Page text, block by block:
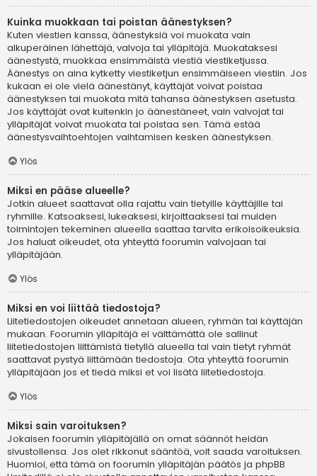
Kuinka muokkaan tai poistan äänestyksen?
Kuten viestien kanssa, äänestyksiä voi muokata vain
alkuperäinen lähettäjä, valvoja tai ylläpitäjä. Muokataksesi
äänestystä, muokkaa ensimmäistä viestiä viestiketjussa.
Äänestys on aina kytketty viestiketjun ensimmäiseen viestiin. Jos
kukaan ei ole vielä äänestänyt, käyttäjät voivat poistaa
äänestyksen tai muokata mitä tahansa äänestyksen asetusta.
Jos käyttäjät ovat kuitenkin jo äänestäneet, vain valvojat tai
ylläpitäjät voivat muokata tai poistaa sen. Tämä estää
äänestysvaihtoehtojen vaihtamisen kesken äänestyksen.
Ylös
Miksi en pääse alueelle?
Jotkin alueet saattavat olla rajattu vain tietyille käyttäjille tai
ryhmille. Katsoaksesi, lukeaksesi, kirjoittaaksesi tai muiden
toimintojen tekeminen alueella saattaa tarvita erikoisoikeuksia.
Jos haluat oikeudet, ota yhteyttä foorumin valvojaan tai
ylläpitäjään.
Ylös
Miksi en voi liittää tiedostoja?
Liitetiedostojen oikeudet annetaan alueen, ryhmän tai käyttäjän
mukaan. Foorumin ylläpitäjä ei välttämättä ole sallinut
liitetiedostojen liittämistä tietyllä alueella tai vain tietyt ryhmät
saattavat pystyä liittämään tiedostoja. Ota yhteyttä foorumin
ylläpitäjään jos et tiedä miksi et voi lisätä liitetiedostoja.
Ylös
Miksi sain varoituksen?
Jokaisen foorumin ylläpitäjällä on omat säännöt heidän
sivustollensa. Jos olet rikkonut sääntöä, voit saada varoituksen.
Huomioi, että tämä on foorumin ylläpitäjän päätös ja phpBB